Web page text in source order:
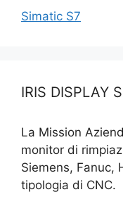
Simatic S7
IRIS DISPLAY
La Mission
monitor di
Siemens, Fanuc,
tipologia di CNC.